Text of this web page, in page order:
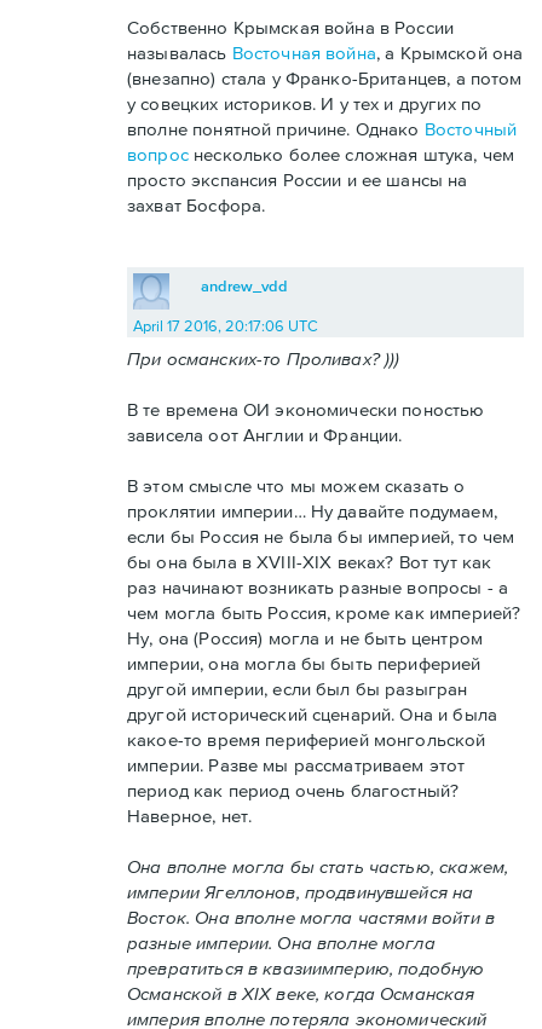
Собственно Крымская война в России
называлась Восточная война, а Крымской она
(внезапно) стала у Франко-Британцев, а потом
у совецких историков. И у тех и других по
вполне понятной причине. Однако Восточный
вопроснесколько более сложная штука, чем
просто экспансия России и ее шансы на
захват Босфора.
andrew_vdd
April 17 2016, 20:17:06 UTC
При османских-то Проливах? )))
В те времена ОИ экономически поностью
зависела оот Англии и Франции.
В этом смысле что мы можем сказать о
проклятии империи… Ну давайте подумаем,
если бы Россия не была бы империей, то чем
бы она была в XVIII-XIX веках? Вот тут как
раз начинают возникать разные вопросы - а
чем могла быть Россия, кроме как империей?
Ну, она (Россия) могла и не быть центром
империи, она могла бы быть периферией
другой империи, если был бы разыгран
другой исторический сценарий. Она и была
какое-то время периферией монгольской
империи. Разве мы рассматриваем этот
период как период очень благостный?
Наверное, нет.
Она вполне могла бы стать частью, скажем,
империи Ягеллонов, продвинувшейся на
Восток. Она вполне могла частями войти в
разные империи. Она вполне могла
превратиться в квазиимперию, подобную
Османской в XIX веке, когда Османская
империя вполне потеряла экономический